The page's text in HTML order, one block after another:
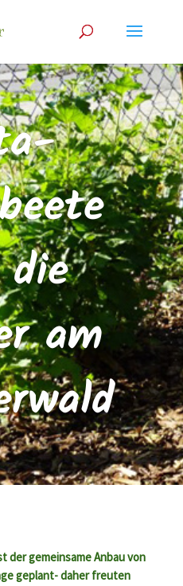
am
der gemeinsame Anbau von
geplant- daher freuten